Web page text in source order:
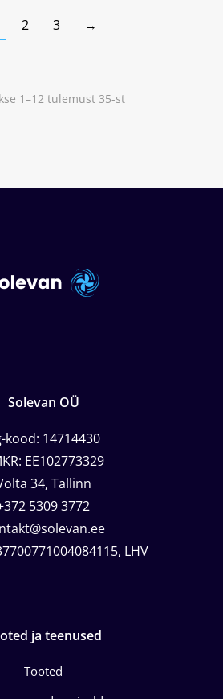
2 3 →
1–12 tulemust 35-st
Solevan OÜ
kood: 14714430
EE102773329
34, Tallinn
5309 3772
LHV
ja teenused
Tooted